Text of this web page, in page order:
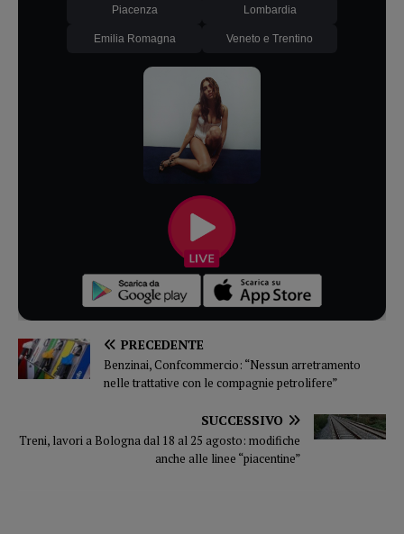
Piacenza Lombardia
Emilia Romagna Veneto e Trentino
PRECEDENTE
Benzinai, Confcommercio: “Nessun arretramento
nelle trattative con le compagnie petrolifere”
SUCCESSIVO
Treni, lavori a Bologna dal 18 al 25 agosto: modifiche
anche alle linee “piacentine”